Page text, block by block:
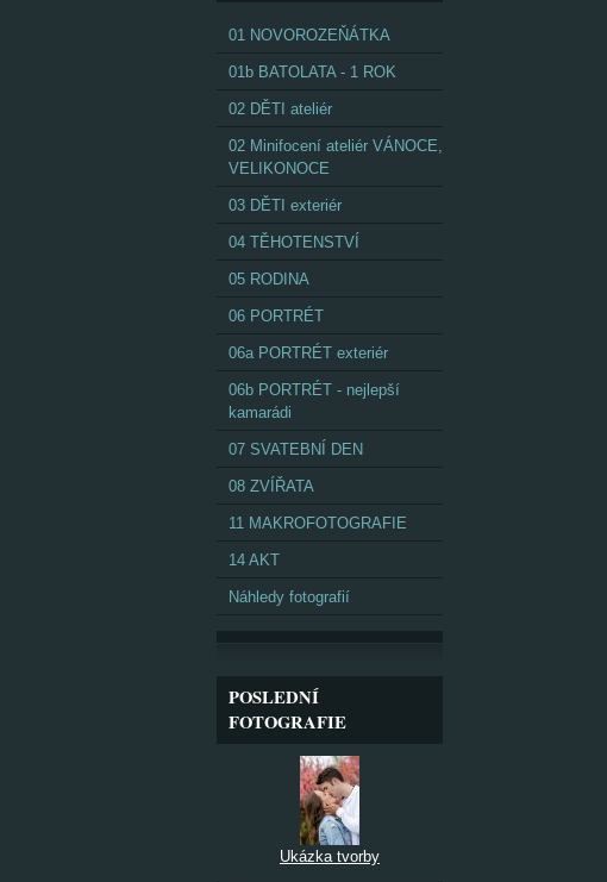
01 NOVOROZEŇÁTKA
01b BATOLATA - 1 ROK
02 DĚTI ateliér
02 Minifocení ateliér VÁNOCE,
VELIKONOCE
03 DĚTI exteriér
04 TĚHOTENSTVÍ
05 RODINA
06 PORTRÉT
06a PORTRÉT exteriér
06b PORTRÉT - nejlepší
kamarádi
07 SVATEBNÍ DEN
08 ZVÍŘATA
11 MAKROFOTOGRAFIE
14 AKT
Náhledy fotografií
POSLEDNÍ
FOTOGRAFIE
Ukázka tvorby